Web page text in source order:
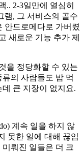
.. 2-3일만에 열심히
램, 그 서비스의 골수
안드로메다로 가버렸
새로운 기능 추가 제
을 정당화할 수 있는
의 사람들도 밥 먹
큰 지장이 없지요.
계속 일을 하지 않
못한 일에 대해 끊임
뤄진 일들은 더 크